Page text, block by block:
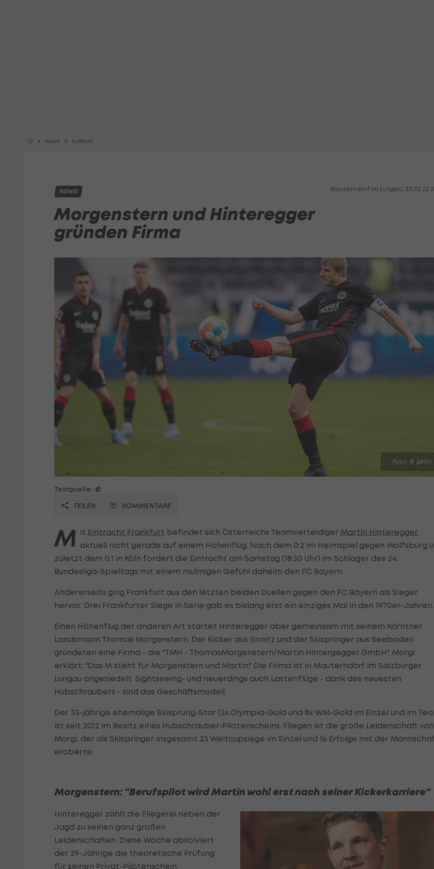
News Fußball
Mauterndorf im Lungau, 23.02.22
NEWS
Morgenstern und Hinteregger
gründen Firma
Foto: © getty
Textquelle: ©
TEILEN
KOMMENTARE
M it Eintracht Frankfurt befindet sich Österreichs Teamverteidiger Martin Hinteregger
aktuell nicht gerade auf einem Höhenflug. Nach dem 0:2 im Heimspiel gegen Wolfsburg
zuletzt dem 0:1 in Köln fordert die Eintracht am Samstag (18:30 Uhr) im Schlager des 24.
Bundesliga-Spieltags mit einem mulmigen Gefühl daheim den FC Bayern.
Andererseits ging Frankfurt aus den letzten beiden Duellen gegen den FC Bayern als Sieger
hervor. Drei Frankfurter Siege in Serie gab es bislang erst ein einziges Mal in den 1970er-Jahren.
Einen Höhenflug der anderen Art startet Hinteregger aber gemeinsam mit seinem Kärntner
Landsmann Thomas Morgenstern. Der Kicker aus Sirnitz und der Skispringer aus Seeboden
gründeten eine Firma - die "TMH - ThomasMorgenstern/Martin Hintergegger GmbH". Morgi
erklärt: "Das M steht für Morgenstern und Martin." Die Firma ist in Mauterndorf im Salzburger
Lungau angesiedelt. Sightseeing- und neuerdings auch Lastenflüge - dank des neuesten
Hubschraubers - sind das Geschäftsmodell.
Der 35-jährige ehemalige Skisprung-Star (3x Olympia-Gold und 8x WM-Gold im Einzel und im
ist seit 2012 im Besitz eines Hubschrauber-Pilotenscheins. Fliegen ist die große Leidenschaft von
Morgi, der als Skispringer insgesamt 23 Weltcupsiege im Einzel und 16 Erfolge mit der
eroberte.
Morgenstern: "Berufspilot wird Martin wohl erst nach seiner Kickerkarriere"
Hinteregger zählt die Fliegerei neben der
Jagd zu seinen ganz großen
Leidenschaften. Diese Woche absolviert
der 29-Jährige die theoretische Prüfung
für seinen Privat-Pilotenschein.